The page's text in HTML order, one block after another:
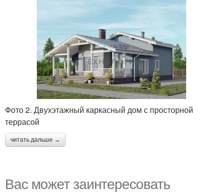
Фото 2. Двухэтажный каркасный дом с просторной
террасой
читать дальше →
Вас может заинтересовать